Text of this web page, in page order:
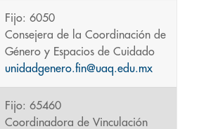
Fijo: 6050
Consejera de la Coordinación de
Género y Espacios de Cuidado
unidadgenero.fin@uaq.edu.mx
Fijo: 65460
Coordinadora de Vinculación